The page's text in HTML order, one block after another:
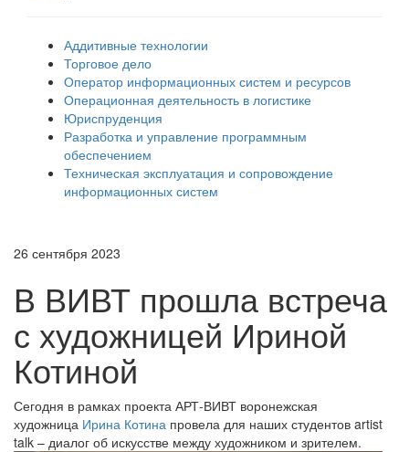
Аддитивные технологии
Торговое дело
Оператор информационных систем и ресурсов
Операционная деятельность в логистике
Юриспруденция
Разработка и управление программным
обеспечением
Техническая эксплуатация и сопровождение
информационных систем
26 сентября 2023
В ВИВТ прошла встреча
с художницей Ириной
Котиной
Сегодня в рамках проекта АРТ-ВИВТ воронежская
художница Ирина Котина провела для наших студентов artist
talk – диалог об искусстве между художником и зрителем.